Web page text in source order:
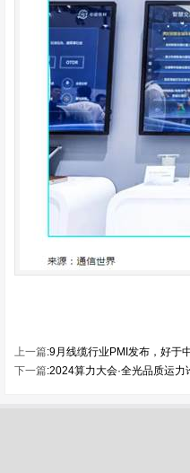
上一篇:9月线缆行业PMI发布，好于
下一篇:2024算力大会·全光品质运力